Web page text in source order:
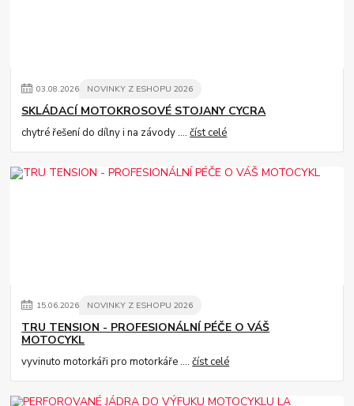
03.08.2026 NOVINKY Z ESHOPU 2026
SKLÁDACÍ MOTOKROSOVÉ STOJANY CYCRA
chytré řešení do dílny i na závody ....číst celé
15.06.2026 NOVINKY Z ESHOPU 2026
TRU TENSION - PROFESIONÁLNÍ PÉČE O VÁŠ
MOTOCYKL
vyvinuto motorkáři pro motorkáře ....číst celé